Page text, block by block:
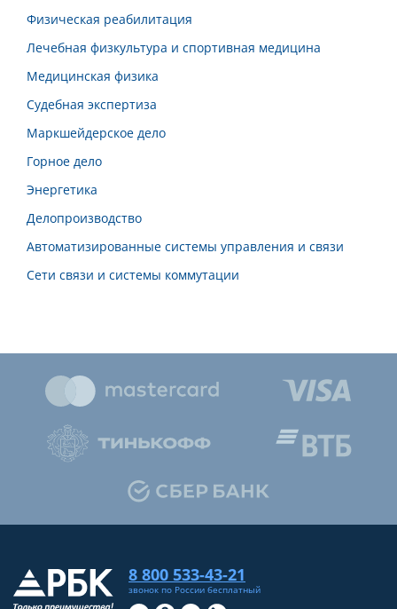
Физическая реабилитация
Лечебная физкультура и спортивная медицина
Медицинская физика
Судебная экспертиза
Маркшейдерское дело
Горное дело
Энергетика
Делопроизводство
Автоматизированные системы управления и связи
Сети связи и системы коммутации
8 800 533-43-21
звонок по России бесплатный